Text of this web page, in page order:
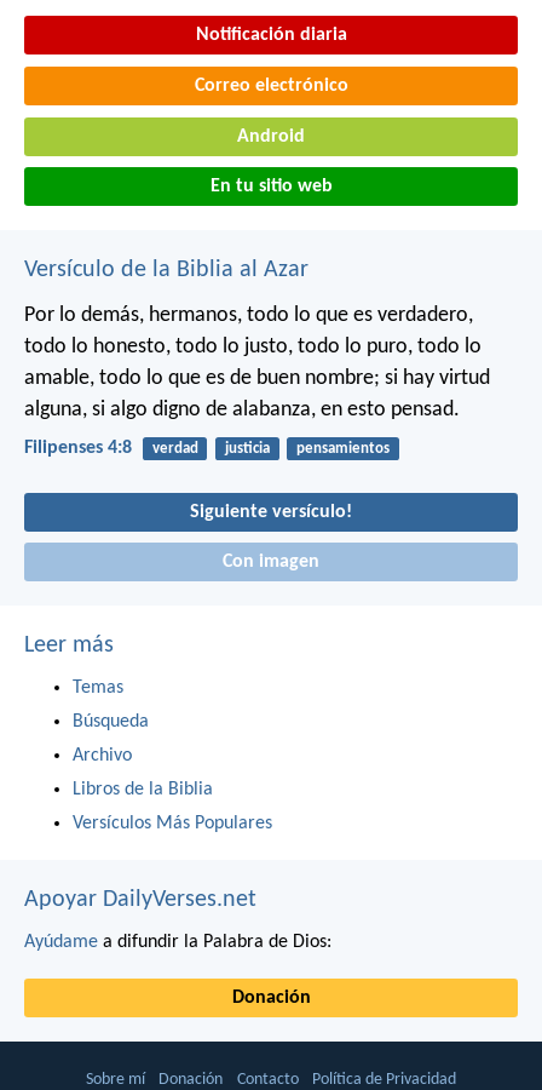
Notificación diaria
Correo electrónico
Android
En tu sitio web
Versículo de la Biblia al Azar
Por lo demás, hermanos, todo lo que es verdadero,
todo lo honesto, todo lo justo, todo lo puro, todo lo
amable, todo lo que es de buen nombre; si hay virtud
alguna, si algo digno de alabanza, en esto pensad.
Filipenses 4:8 verdad justicia pensamientos
Siguiente versículo!
Con imagen
Leer más
Temas
Búsqueda
Archivo
Libros de la Biblia
Versículos Más Populares
Apoyar DailyVerses.net
Ayúdame a difundir la Palabra de Dios:
Donación
Sobre mí Donación Contacto Política de Privacidad